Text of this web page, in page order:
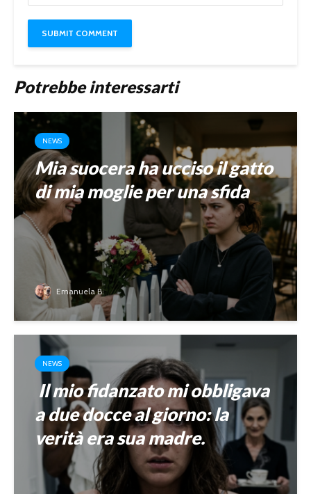
Potrebbe interessarti
NEWS
Mia suocera ha ucciso il gatto
di mia moglie per una sfida
Emanuela B.
NEWS
Il mio fidanzato mi obbligava
a due docce al giorno: la
verità era sua madre.